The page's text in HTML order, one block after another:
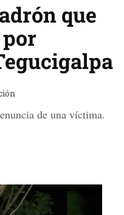
que
de una víctima.